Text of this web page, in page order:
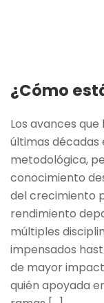
¿Cómo
Los avances
últimas décadas
metodológica,
conocimiento
del crecimiento
rendimiento
múltiples
impensados
de mayor
quién apoyada